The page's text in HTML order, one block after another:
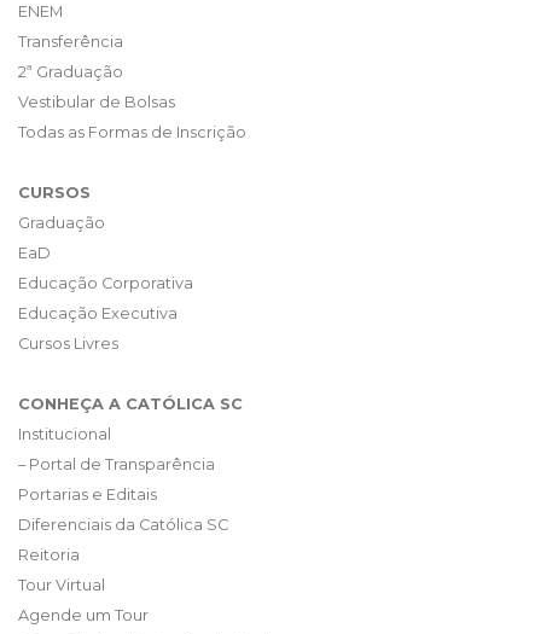
ENEM
Transferência
2ª Graduação
Vestibular de Bolsas
Todas as Formas de Inscrição
CURSOS
Graduação
EaD
Educação Corporativa
Educação Executiva
Cursos Livres
CONHEÇA A CATÓLICA SC
Institucional
– Portal de Transparência
Portarias e Editais
Diferenciais da Católica SC
Reitoria
Tour Virtual
Agende um Tour